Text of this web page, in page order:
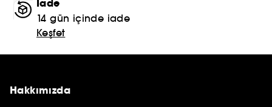
İade
14 gün içinde iade
Keşfet
Hakkımızda